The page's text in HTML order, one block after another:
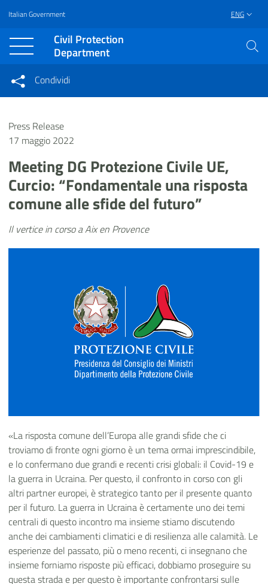
Vai al contenuto principale
Raggiungi il piè di pagina
Italian Government ENG
Civil Protection
Department
Condividi su Facebook
Condividi
Condividi sui social network
Press Release
17 maggio 2022
Meeting DG Protezione Civile UE,
Curcio: “Fondamentale una risposta
comune alle sfide del futuro”
Il vertice in corso a Aix en Provence
«La risposta comune dell’Europa alle grandi sfide che ci
troviamo di fronte ogni giorno è un tema ormai imprescindibile,
e lo confermano due grandi e recenti crisi globali: il Covid-19 e
la guerra in Ucraina. Per questo, il confronto in corso con gli
altri partner europei, è strategico tanto per il presente quanto
per il futuro. La guerra in Ucraina è certamente uno dei temi
centrali di questo incontro ma insieme stiamo discutendo
anche dei cambiamenti climatici e di resilienza alle calamità. Le
esperienze del passato, più o meno recenti, ci insegnano che
insieme forniamo risposte più efficaci, dobbiamo proseguire su
questa strada e per questo è importante confrontarsi sulle